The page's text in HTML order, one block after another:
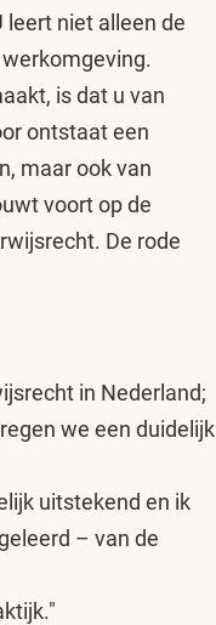
leert niet alleen de
is dat u van
ontstaat een
maar ook van
voort op de
De rode
in Nederland;
we een duidelijk
uitstekend en ik
– van de